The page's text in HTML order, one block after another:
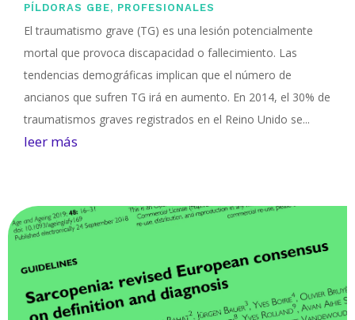
PÍLDORAS GBE, PROFESIONALES
El traumatismo grave (TG) es una lesión potencialmente
mortal que provoca discapacidad o fallecimiento. Las
tendencias demográficas implican que el número de
ancianos que sufren TG irá en aumento. En 2014, el 30% de
traumatismos graves registrados en el Reino Unido se...
leer más